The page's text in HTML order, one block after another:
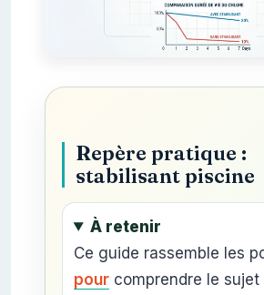
Repère pratique :
stabilisant piscine
À retenir
Ce guide rassemble les
pourcomprendre le sujet